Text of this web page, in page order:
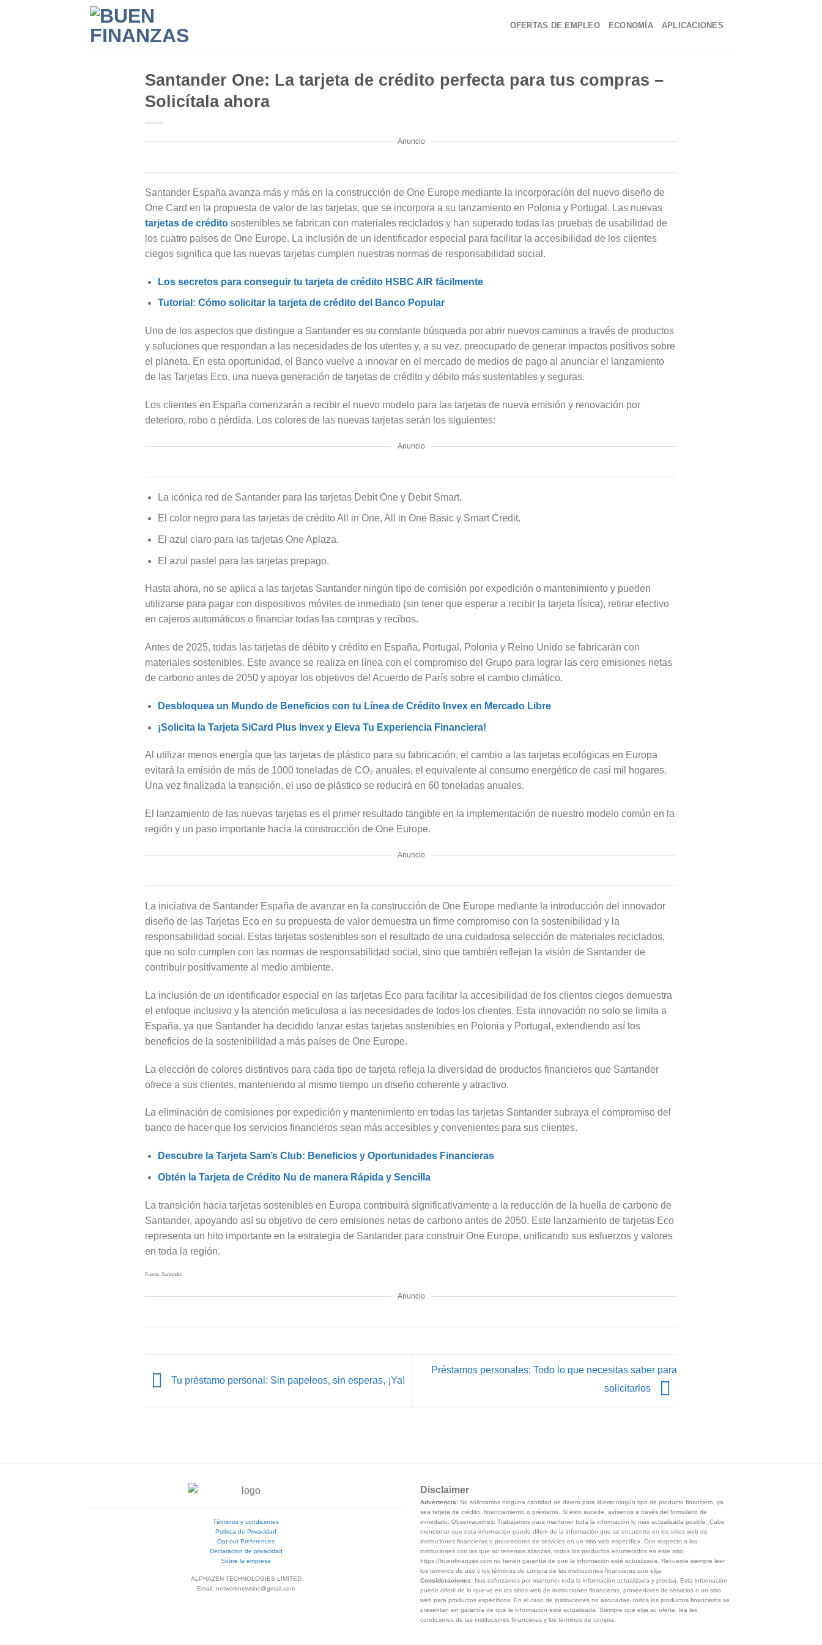
OFERTAS DE EMPLEO ECONOMÍA APLICACIONES
Santander One: La tarjeta de crédito perfecta para tus compras –
Solicítala ahora
Anuncio
Santander España avanza más y más en la construcción de One Europe mediante la incorporación del nuevo diseño de
One Card en la propuesta de valor de las tarjetas, que se incorpora a su lanzamiento en Polonia y Portugal. Las nuevas
tarjetas de crédito sostenibles se fabrican con materiales reciclados y han superado todas las pruebas de usabilidad de
los cuatro países de One Europe. La inclusión de un identificador especial para facilitar la accesibilidad de los clientes
ciegos significa que las nuevas tarjetas cumplen nuestras normas de responsabilidad social.
Los secretos para conseguir tu tarjeta de crédito HSBC AIR fácilmente
Tutorial: Cómo solicitar la tarjeta de crédito del Banco Popular
Uno de los aspectos que distingue a Santander es su constante búsqueda por abrir nuevos caminos a través de productos
y soluciones que respondan a las necesidades de los utentes y, a su vez, preocupado de generar impactos positivos sobre
el planeta. En esta oportunidad, el Banco vuelve a innovar en el mercado de medios de pago al anunciar el lanzamiento
de las Tarjetas Eco, una nueva generación de tarjetas de crédito y débito más sustentables y seguras.
Los clientes en España comenzarán a recibir el nuevo modelo para las tarjetas de nueva emisión y renovación por
deterioro, robo o pérdida. Los colores de las nuevas tarjetas serán los siguientes:
Anuncio
La icónica red de Santander para las tarjetas Debit One y Debit Smart.
El color negro para las tarjetas de crédito All in One, All in One Basic y Smart Credit.
El azul claro para las tarjetas One Aplaza.
El azul pastel para las tarjetas prepago.
Hasta ahora, no se aplica a las tarjetas Santander ningún tipo de comisión por expedición o mantenimiento y pueden
utilizarse para pagar con dispositivos móviles de inmediato (sin tener que esperar a recibir la tarjeta física), retirar efectivo
en cajeros automáticos o financiar todas las compras y recibos.
Antes de 2025, todas las tarjetas de débito y crédito en España, Portugal, Polonia y Reino Unido se fabricarán con
materiales sostenibles. Este avance se realiza en línea con el compromiso del Grupo para lograr las cero emisiones netas
de carbono antes de 2050 y apoyar los objetivos del Acuerdo de París sobre el cambio climático.
Desbloquea un Mundo de Beneficios con tu Línea de Crédito Invex en Mercado Libre
¡Solicita la Tarjeta SiCard Plus Invex y Eleva Tu Experiencia Financiera!
Al utilizar menos energía que las tarjetas de plástico para su fabricación, el cambio a las tarjetas ecológicas en Europa
evitará la emisión de más de 1000 toneladas de CO₂ anuales, el equivalente al consumo energético de casi mil hogares.
Una vez finalizada la transición, el uso de plástico se reducirá en 60 toneladas anuales.
El lanzamiento de las nuevas tarjetas es el primer resultado tangible en la implementación de nuestro modelo común en la
región y un paso importante hacia la construcción de One Europe.
Anuncio
La iniciativa de Santander España de avanzar en la construcción de One Europe mediante la introducción del innovador
diseño de las Tarjetas Eco en su propuesta de valor demuestra un firme compromiso con la sostenibilidad y la
responsabilidad social. Estas tarjetas sostenibles son el resultado de una cuidadosa selección de materiales reciclados,
que no solo cumplen con las normas de responsabilidad social, sino que también reflejan la visión de Santander de
contribuir positivamente al medio ambiente.
La inclusión de un identificador especial en las tarjetas Eco para facilitar la accesibilidad de los clientes ciegos demuestra
el enfoque inclusivo y la atención meticulosa a las necesidades de todos los clientes. Esta innovación no solo se limita a
España, ya que Santander ha decidido lanzar estas tarjetas sostenibles en Polonia y Portugal, extendiendo así los
beneficios de la sostenibilidad a más países de One Europe.
La elección de colores distintivos para cada tipo de tarjeta refleja la diversidad de productos financieros que Santander
ofrece a sus clientes, manteniendo al mismo tiempo un diseño coherente y atractivo.
La eliminación de comisiones por expedición y mantenimiento en todas las tarjetas Santander subraya el compromiso del
banco de hacer que los servicios financieros sean más accesibles y convenientes para sus clientes.
Descubre la Tarjeta Sam’s Club: Beneficios y Oportunidades Financieras
Obtén la Tarjeta de Crédito Nu de manera Rápida y Sencilla
La transición hacia tarjetas sostenibles en Europa contribuirá significativamente a la reducción de la huella de carbono de
Santander, apoyando así su objetivo de cero emisiones netas de carbono antes de 2050. Este lanzamiento de tarjetas Eco
representa un hito importante en la estrategia de Santander para construir One Europe, unificando sus esfuerzos y valores
en toda la región.
Fuente: Santander
Anuncio
Tu préstamo personal: Sin papeleos, sin esperas, ¡Ya!
Préstamos personales: Todo lo que necesitas saber para
solicitarlos
Términos y condiciones
Política de Privacidad
Opt-out Preferences
Declaracion de privacidad
Sobre la empresa
ALPHAZEN TECHNOLOGIES LIMITED
Email: networknewsinc@gmail.com
Disclaimer
Advertencia: No solicitamos ninguna cantidad de dinero para liberar ningún tipo de producto financiero, ya
sea tarjeta de crédito, financiamiento o préstamo. Si esto sucede, avísenos a través del formulario de
inmediato. Observaciones: Trabajamos para mantener toda la información lo más actualizada posible. Cabe
mencionar que esta información puede diferir de la información que se encuentra en los sitios web de
instituciones financieras o proveedores de servicios en un sitio web específico. Con respecto a las
instituciones con las que no tenemos alianzas, todos los productos enumerados en este sitio
https://buenfinanzas.com no tienen garantía de que la información esté actualizada. Recuerde siempre leer
los términos de uso y los términos de compra de las instituciones financieras que elija.
Consideraciones: Nos esforzamos por mantener toda la información actualizada y precisa. Esta información
puede diferir de lo que ve en los sitios web de instituciones financieras, proveedores de servicios o un sitio
web para productos específicos. En el caso de instituciones no asociadas, todos los productos financieros se
presentan sin garantía de que la información esté actualizada. Siempre que elija su oferta, lea las
condiciones de las instituciones financieras y los términos de compra.